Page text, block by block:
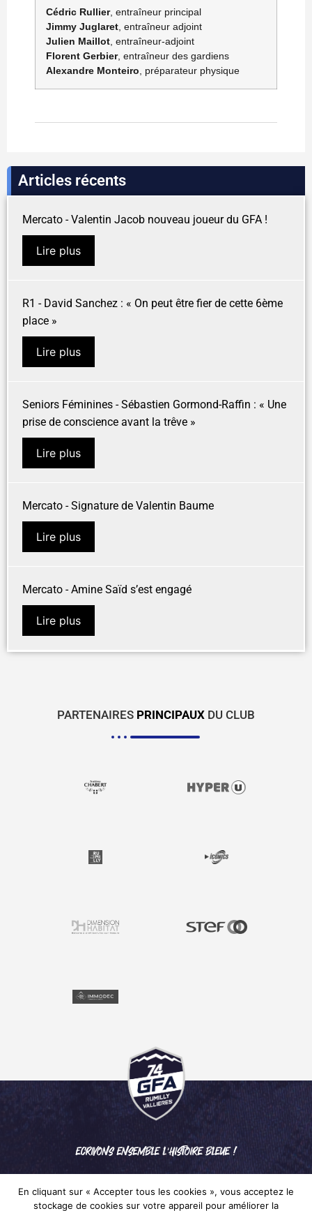
Cédric Rullier, entraîneur principal
Jimmy Juglaret, entraîneur adjoint
Julien Maillot, entraîneur-adjoint
Florent Gerbier, entraîneur des gardiens
Alexandre Monteiro, préparateur physique
Articles récents
Mercato - Valentin Jacob nouveau joueur du GFA !
Lire plus
R1 - David Sanchez : « On peut être fier de cette 6ème
place »
Lire plus
Seniors Féminines - Sébastien Gormond-Raffin : « Une
prise de conscience avant la trêve »
Lire plus
Mercato - Signature de Valentin Baume
Lire plus
Mercato - Amine Saïd s’est engagé
Lire plus
PARTENAIRES PRINCIPAUX DU CLUB
ECRIVONS ENSEMBLE L'HISTOIRE BLEUE !
En cliquant sur « Accepter tous les cookies », vous acceptez le
stockage de cookies sur votre appareil pour améliorer la